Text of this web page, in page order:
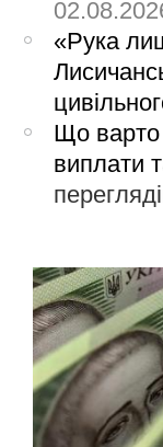
«Рука
Що варто
виплати